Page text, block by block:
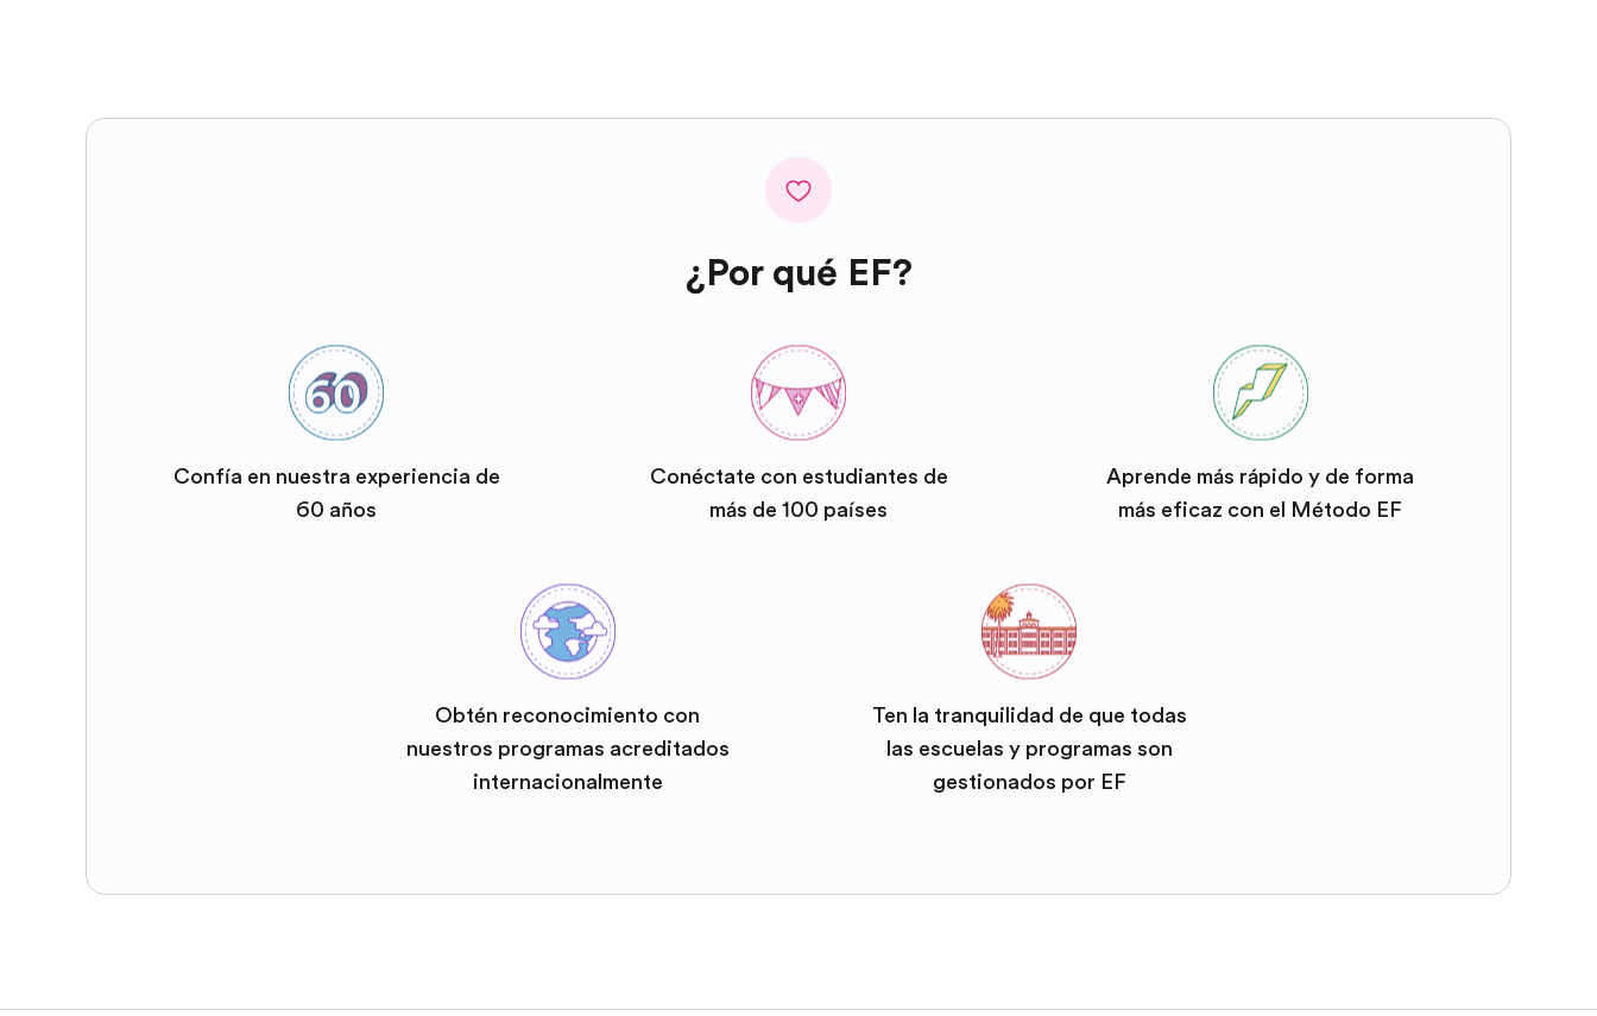
¿Por qué EF?
Confía en nuestra experiencia de
60 años
Conéctate con estudiantes de
más de 100 países
Aprende más rápido y de forma
más eficaz con el Método EF
Obtén reconocimiento con
nuestros programas acreditados
internacionalmente
Ten la tranquilidad de que todas
las escuelas y programas son
gestionados por EF